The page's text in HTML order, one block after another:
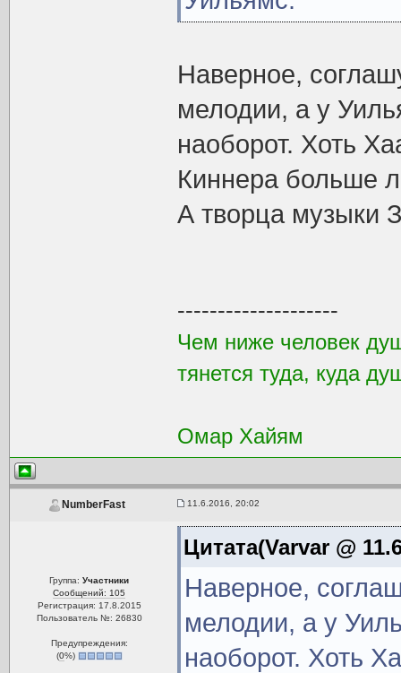
Наверное,
мелодии, а у
наоборот. Хоть
Киннера больше
А творца музыки
--------------------
Чем ниже человек
тянется туда, куда
Омар Хайям
NumberFast 11.6.2016, 20:02
Группа:Участники
Сообщений: 105
Регистрация: 17.8.2015
Пользователь №: 26830
Предупреждения:
(0%)
Цитата(Varvar @
Наверное,
мелодии, а у
наоборот. Хоть